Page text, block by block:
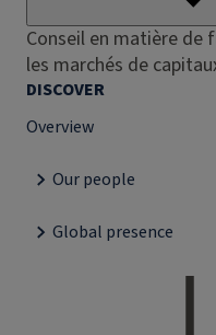
Conseil en matière de
les marchés de
DISCOVER
Overview
Our people
Global presence